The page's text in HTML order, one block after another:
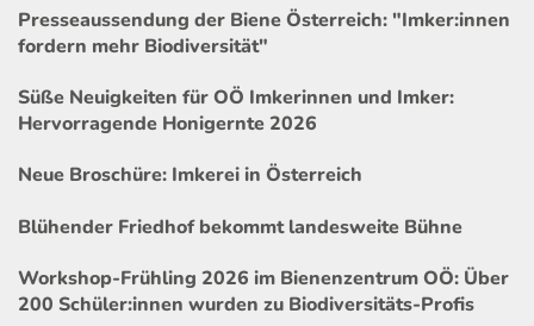
Presseaussendung der Biene Österreich: "Imker:innen
fordern mehr Biodiversität"
Süße Neuigkeiten für OÖ Imkerinnen und Imker:
Hervorragende Honigernte 2026
Neue Broschüre: Imkerei in Österreich
Blühender Friedhof bekommt landesweite Bühne
Workshop-Frühling 2026 im Bienenzentrum OÖ: Über
200 Schüler:innen wurden zu Biodiversitäts-Profis